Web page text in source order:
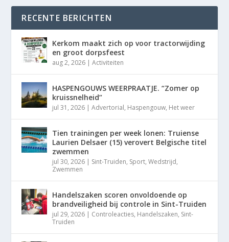
RECENTE BERICHTEN
Kerkom maakt zich op voor tractorwijding
en groot dorpsfeest
aug 2, 2026 |Activiteiten
HASPENGOUWS WEERPRAATJE. “Zomer op
kruissnelheid”
jul 31, 2026 |Advertorial, Haspengouw, Het weer
Tien trainingen per week lonen: Truiense
Laurien Delsaer (15) verovert Belgische titel
zwemmen
jul 30, 2026 | Sint-Truiden, Sport,Wedstrijd,
Zwemmen
Handelszaken scoren onvoldoende op
brandveiligheid bij controle in Sint-Truiden
jul 29, 2026 | Controleacties, Handelszaken, Sint-
Truiden